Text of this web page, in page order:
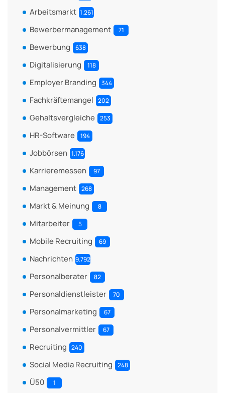
Arbeitsmarkt 1.261
Bewerbermanagement 71
Bewerbung 638
Digitalisierung 118
Employer Branding 344
Fachkräftemangel 202
Gehaltsvergleiche 253
HR-Software 194
Jobbörsen 1.176
Karrieremessen 97
Management 268
Markt & Meinung 8
Mitarbeiter 5
Mobile Recruiting 69
Nachrichten 9.792
Personalberater 82
Personaldienstleister 70
Personalmarketing 67
Personalvermittler 67
Recruiting 240
Social Media Recruiting 248
Ü50 1